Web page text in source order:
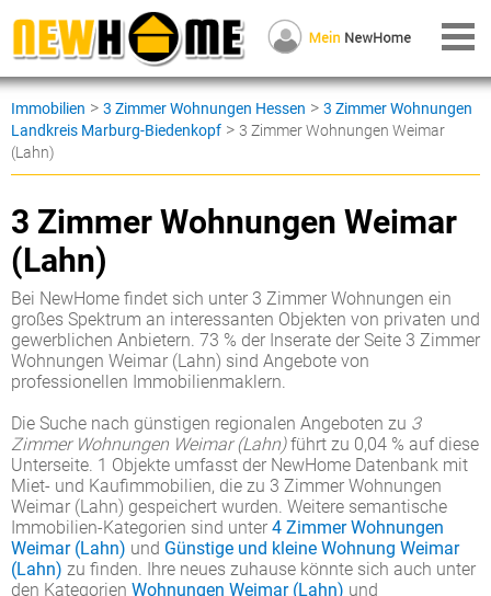
Immobilien > 3 Zimmer Wohnungen Hessen > 3 Zimmer Wohnungen
Landkreis Marburg-Biedenkopf > 3 Zimmer Wohnungen Weimar
(Lahn)
3 Zimmer Wohnungen Weimar
(Lahn)
Bei NewHome findet sich unter 3 Zimmer Wohnungen ein
großes Spektrum an interessanten Objekten von privaten und
gewerblichen Anbietern. 73 % der Inserate der Seite 3 Zimmer
Wohnungen Weimar (Lahn) sind Angebote von
professionellen Immobilienmaklern.
Die Suche nach günstigen regionalen Angeboten zu 3
Zimmer Wohnungen Weimar (Lahn)führt zu 0,04 % auf diese
Unterseite. 1 Objekte umfasst der NewHome Datenbank mit
Miet- und Kaufimmobilien, die zu 3 Zimmer Wohnungen
Weimar (Lahn) gespeichert wurden. Weitere semantische
Immobilien-Kategorien sind unter 4 Zimmer Wohnungen
Weimar (Lahn) und Günstige und kleine Wohnung Weimar
(Lahn) zu finden. Ihre neues zuhause könnte sich auch unter
den Kategorien Wohnungen Weimar (Lahn) und